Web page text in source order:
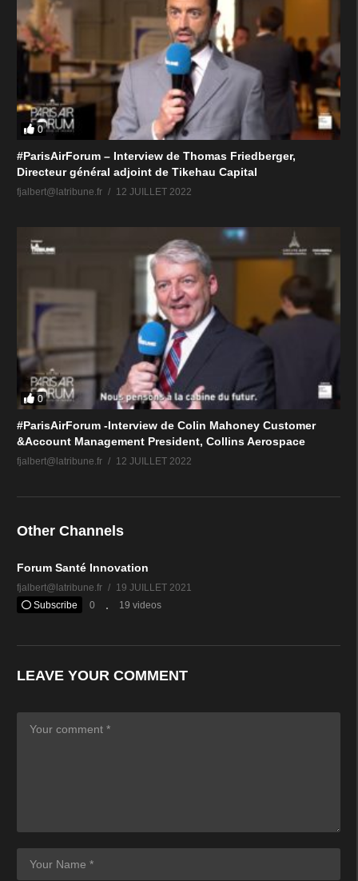
0
#ParisAirForum – Interview de Thomas Friedberger,
Directeur général adjoint de Tikehau Capital
fjalbert@latribune.fr 12 JUILLET 2022
0
#ParisAirForum -Interview de Colin Mahoney Customer
&Account Management President, Collins Aerospace
fjalbert@latribune.fr 12 JUILLET 2022
Other Channels
Forum Santé Innovation
fjalbert@latribune.fr
19 JUILLET 2021
Subscribe
0 19 videos
LEAVE YOUR COMMENT